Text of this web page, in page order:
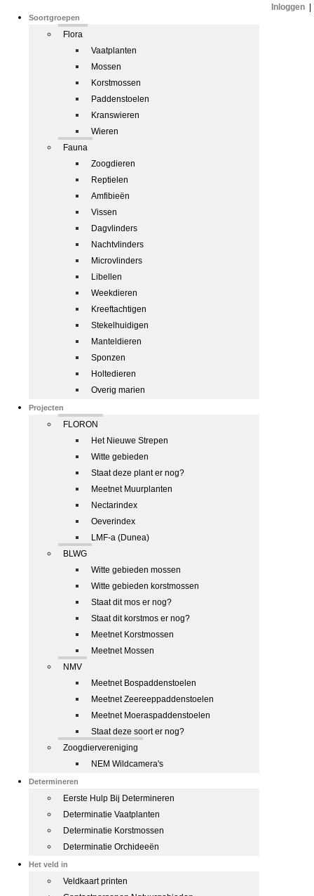
Soortgroepen
Flora
Vaatplanten
Mossen
Korstmossen
Paddenstoelen
Kranswieren
Wieren
Fauna
Zoogdieren
Reptielen
Amfibieën
Vissen
Dagvlinders
Nachtvlinders
Microvlinders
Libellen
Weekdieren
Kreeftachtigen
Stekelhuidigen
Manteldieren
Sponzen
Holtedieren
Overig marien
Projecten
FLORON
Het Nieuwe Strepen
Witte gebieden
Staat deze plant er nog?
Meetnet Muurplanten
Nectarindex
Oeverindex
LMF-a (Dunea)
BLWG
Witte gebieden mossen
Witte gebieden korstmossen
Staat dit mos er nog?
Staat dit korstmos er nog?
Meetnet Korstmossen
Meetnet Mossen
NMV
Meetnet Bospaddenstoelen
Meetnet Zeereeppaddenstoelen
Meetnet Moeraspaddenstoelen
Staat deze soort er nog?
Zoogdiervereniging
NEM Wildcamera's
Determineren
Eerste Hulp Bij Determineren
Determinatie Vaatplanten
Determinatie Korstmossen
Determinatie Orchideeën
Het veld in
Veldkaart printen
Inloggen